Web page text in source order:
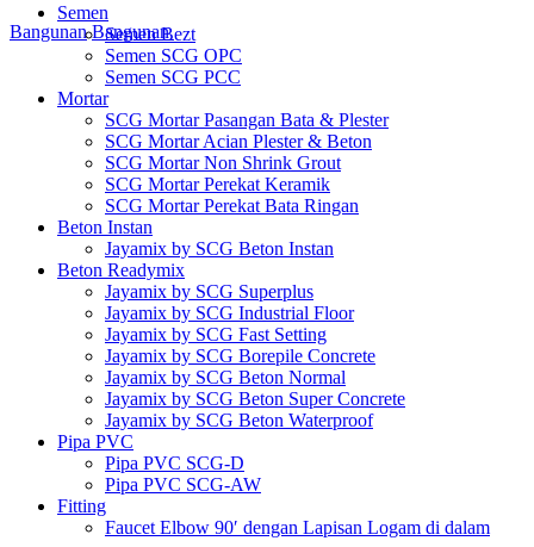
Bangunan Bangunan
Semen
Semen Bezt
Semen SCG OPC
Semen SCG PCC
Mortar
SCG Mortar Pasangan Bata & Plester
SCG Mortar Acian Plester & Beton
SCG Mortar Non Shrink Grout
SCG Mortar Perekat Keramik
SCG Mortar Perekat Bata Ringan
Beton Instan
Jayamix by SCG Beton Instan
Beton Readymix
Jayamix by SCG Superplus
Jayamix by SCG Industrial Floor
Jayamix by SCG Fast Setting
Jayamix by SCG Borepile Concrete
Jayamix by SCG Beton Normal
Jayamix by SCG Beton Super Concrete
Jayamix by SCG Beton Waterproof
Pipa PVC
Pipa PVC SCG-D
Pipa PVC SCG-AW
Fitting
Faucet Elbow 90′ dengan Lapisan Logam di dalam